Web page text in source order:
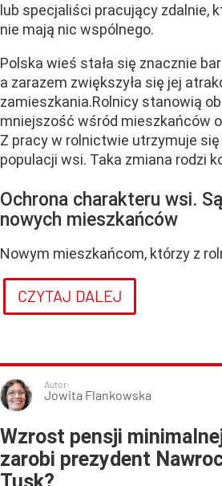
lub specjaliści pracujący zdalnie,
nie mają nic wspólnego.
Polska wieś stała się znacznie
a zarazem zwiększyła się jej
zamieszkania.Rolnicy stanowią
mniejszość wśród mieszkańców
Z pracy w rolnictwie utrzymuje
populacji wsi. Taka zmiana rodzi
Ochrona charakteru wsi.
nowych mieszkańców
Nowym mieszkańcom, którzy z
CZYTAJ DALEJ
Autor:
Jowita Flankowska
Wzrost pensji
zarobi prezydent